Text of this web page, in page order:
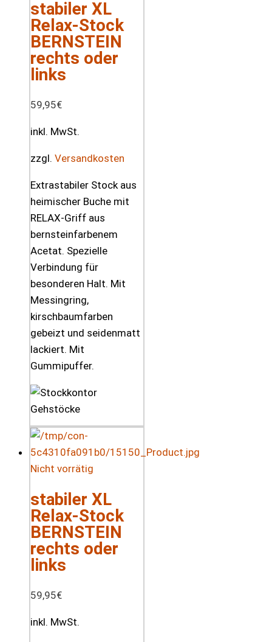
stabiler XL
Relax-Stock
BERNSTEIN
rechts oder
links
59,95€
inkl. MwSt.
zzgl. Versandkosten
Extrastabiler Stock aus
heimischer Buche mit
RELAX-Griff aus
bernsteinfarbenem
Acetat. Spezielle
Verbindung für
besonderen Halt. Mit
Messingring,
kirschbaumfarben
gebeizt und seidenmatt
lackiert. Mit
Gummipuffer.
Nicht vorrätig
stabiler XL
Relax-Stock
BERNSTEIN
rechts oder
links
59,95€
inkl. MwSt.